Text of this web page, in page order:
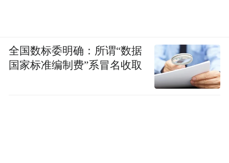
全国数标委明确：所谓“数据
国家标准编制费”系冒名收取